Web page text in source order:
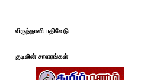
விருந்தாளி பதிவேடு
குடிலின் சாளரங்கள்